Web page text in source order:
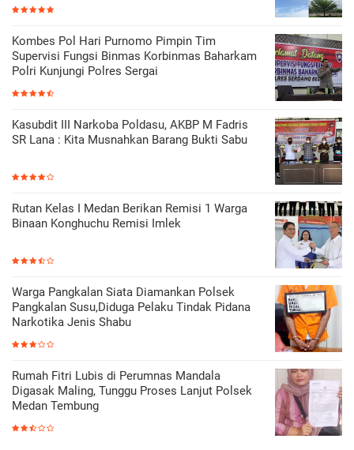
Kombes Pol Hari Purnomo Pimpin Tim
Supervisi Fungsi Binmas Korbinmas Baharkam
Polri Kunjungi Polres Sergai
Kasubdit III Narkoba Poldasu, AKBP M Fadris
SR Lana : Kita Musnahkan Barang Bukti Sabu
Rutan Kelas I Medan Berikan Remisi 1 Warga
Binaan Konghuchu Remisi Imlek
Warga Pangkalan Siata Diamankan Polsek
Pangkalan Susu,Diduga Pelaku Tindak Pidana
Narkotika Jenis Shabu
Rumah Fitri Lubis di Perumnas Mandala
Digasak Maling, Tunggu Proses Lanjut Polsek
Medan Tembung